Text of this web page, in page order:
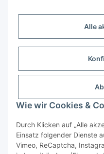
Alle
Wie wir Cookies &
Durch Klicken auf „Alle
Einsatz folgender Dienste
Vimeo, ReCaptcha,
Vertrag